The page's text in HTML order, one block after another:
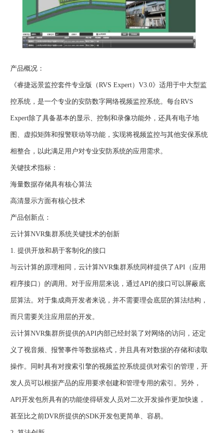
产品概况：
《睿捷远景监控套件专业版（RVS Expert）V3.0》适用于中大型监
控系统，是一个专业的安防数字网络视频监控系统。每台RVS
Expert除了具备基本的显示、控制和录像功能外，还具有电子地
图、虚拟矩阵和报警联动等功能，实现将视频监控与其他安保系统
相整合，以此满足用户对专业安防系统的应用需求。
关键技术指标：
海量数据存储具有核心算法
高清显示方面有核心技术
产品创新点：
云计算NVR集群系统关键技术的创新
1. 提供开放和易于客制化的接口
与云计算的原理相同，云计算NVR集群系统同样提供了API（应用
程序接口）的调用。对于应用层来说，通过API的接口可以屏蔽底
层算法。对于集成商开发者来说，并不需要理会底层的算法结构，
而只需要关注应用层的开发。
云计算NVR集群所提供的API内部已经封装了对网络的访问，还定
义了视音频、报警事件等数据格式，并且具有对数据的存储和读取
操作。同时具有对搜索引擎的视频监控系统提供对索引的管理，开
发人员可以根据产品的应用要求创建和管理专用的索引。另外，
API开发包所具有的功能使得研发人员对二次开发操作更加快速，
甚至比之前DVR所提供的SDK开发包更简单、容易。